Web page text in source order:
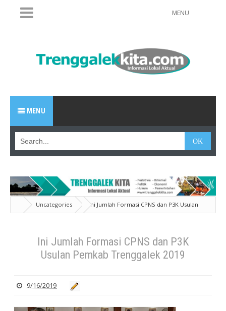
MENU
MENU
Uncategories
Ini Jumlah Formasi CPNS dan P3K Usulan
Pemkab Trenggalek 2019
Ini Jumlah Formasi CPNS dan P3K
Usulan Pemkab Trenggalek 2019
9/16/2019